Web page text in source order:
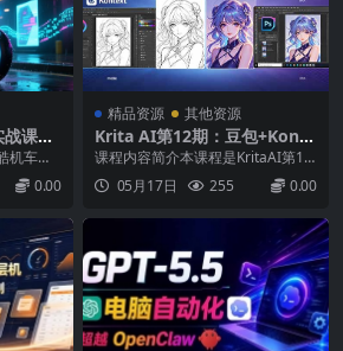
课，
例拆
，吸
机车短
车文
实战指
”的渐进
选与组
氛围特
实战...
0.00
精品资源 其他资源
Krita AI第12期：豆包+Konte
xt+IPA线稿+PS联动：多工具
协同玩转AI绘画，创意与质感
大幅提升
课程内容简介本课程是KritaAI第12
期全能实战课，聚焦商业AI绘画全
场景，系统讲解XL与F1主流模型的
盖：LoRA实战应用（果汁机、护肤
品、手表等商业案例）、CUI在线
高清放大、C4D展台风格打造、图
标与线...
05月17日 255 0.00